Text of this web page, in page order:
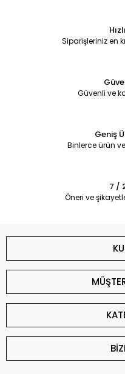
Siparişleriniz en
Güvenli ve
Geniş
Binlerce ürün
7 /
Öneri ve